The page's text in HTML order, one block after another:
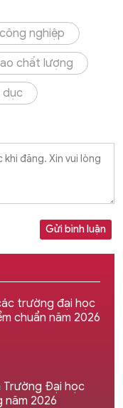
nghiệp
chất lượng
dục
Gửi bình luận
trường đại học
chuẩn năm 2026
Trường Đại học
năm 2026